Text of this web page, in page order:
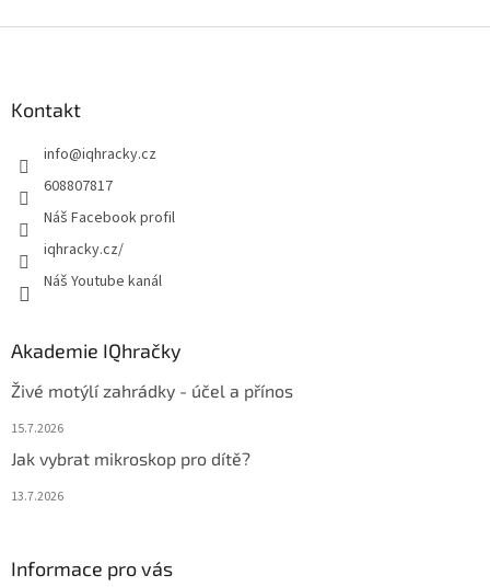
Kontakt
info@iqhracky.cz
608807817
Náš Facebook profil
iqhracky.cz/
Náš Youtube kanál
Akademie IQhračky
Živé motýlí zahrádky - účel a přínos
15.7.2026
Jak vybrat mikroskop pro dítě?
13.7.2026
Informace pro vás